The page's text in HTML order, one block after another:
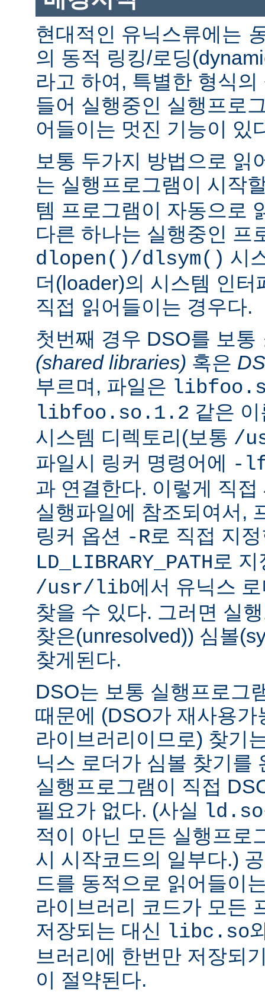
현대적인 유닉스류에는
의 동적 링킹/로딩
라고 하여, 특별한 형식
들어 실행중인 실행프로
어들이는 멋진 기능이 있
보통 두가지 방법으로 읽
는 실행프로그램이 시작
템 프로그램이 자동으로
다른 하나는 실행중인 프
dlopen()/dlsym() 시
더(loader)의 시스템 인
직접 읽어들이는 경우다.
첫번째 경우 DSO를 보통
(shared libraries) 혹은
부르며, 파일은
libfoo.so.1.2 같은
시스템 디렉토리(보통 /
파일시 링커 명령어에
-
과 연결한다. 이렇게 직
실행파일에 참조되여서,
링커 옵션 -R로 직접 지
LD_LIBRARY_PATH 로
/usr/lib에서 유닉스
찾을 수 있다. 그러면 실
찾은(unresolved)) 심볼
찾게된다.
DSO는 보통 실행프로그
때문에 (DSO가 재사용
라이브러리이므로) 찾기
닉스 로더가 심볼 찾기를
실행프로그램이 직접
필요가 없다. (사실
ld.so
적이 아닌 모든 실행프로
시 시작코드의 일부다.)
드를 동적으로 읽어들이
라이브러리 코드가 모든
저장되는 대신
libc.so
브러리에 한번만 저장되
이 절약된다.